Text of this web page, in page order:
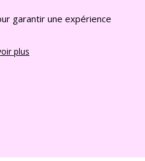
© Tous droits reserves
en ligne créés
garantir une expérience
plus